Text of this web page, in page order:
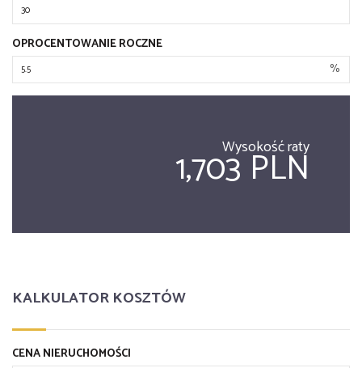
OPROCENTOWANIE ROCZNE
%
Wysokość raty
1,703 PLN
KALKULATOR KOSZTÓW
CENA NIERUCHOMOŚCI